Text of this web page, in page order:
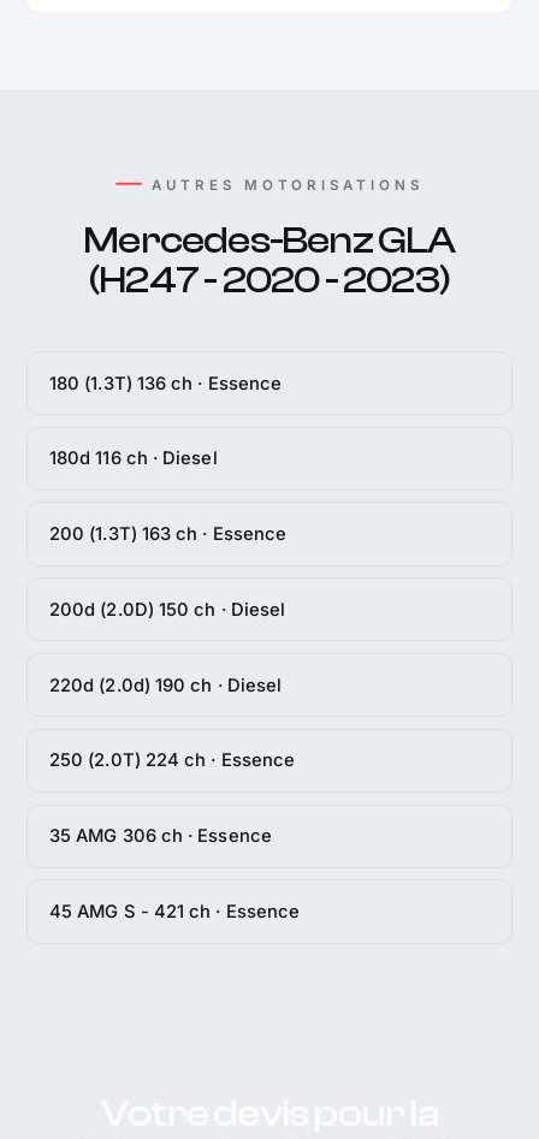
AUTRES MOTORISATIONS
Mercedes-Benz GLA
(H247 - 2020 - 2023)
180 (1.3T) 136 ch · Essence
180d 116 ch · Diesel
200 (1.3T) 163 ch · Essence
200d (2.0D) 150 ch · Diesel
220d (2.0d) 190 ch · Diesel
250 (2.0T) 224 ch · Essence
35 AMG 306 ch · Essence
45 AMG S - 421 ch · Essence